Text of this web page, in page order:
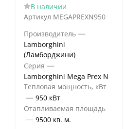
В наличии
Артикул MEGAPREXN950
Производитель —
Lamborghini
(Ламборджини)
Серия —
Lamborghini Mega Prex N
Тепловая мощность, кВт
— 950 кВт
Отапливаемая площадь
— 9500 кв. м.